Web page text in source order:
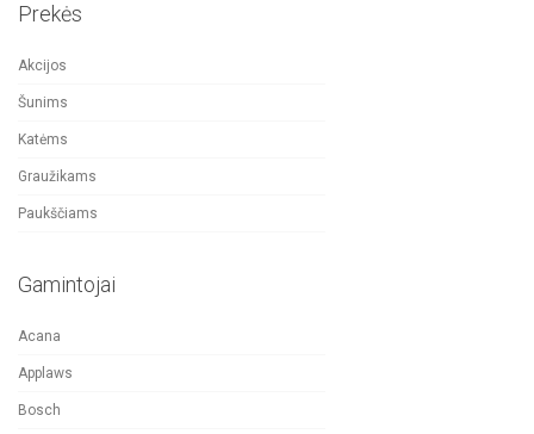
Prekės
Akcijos
Šunims
Katėms
Graužikams
Paukščiams
Gamintojai
Acana
Applaws
Bosch